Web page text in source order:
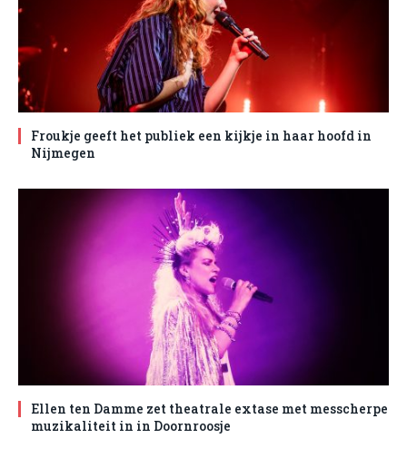
Froukje geeft het publiek een kijkje in haar hoofd in
Nijmegen
Ellen ten Damme zet theatrale extase met messcherpe
muzikaliteit in in Doornroosje